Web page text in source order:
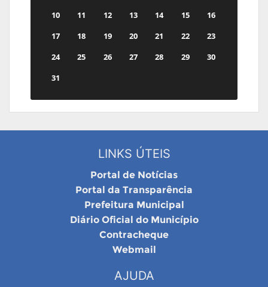
10
11 12 13 14 15
16
17
18 19 20 21 22
23
24
25 26 27 28 29
30
31
LINKS ÚTEIS
Portal de Notícias
Portal da Transparência
Prefeitura Municipal
Diário Oficial do Município
Contracheque
Webmail
AJUDA